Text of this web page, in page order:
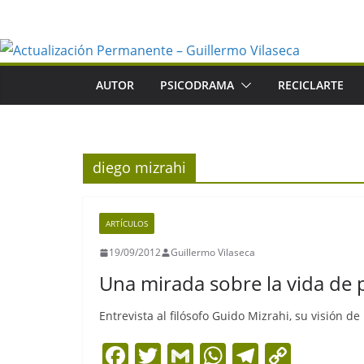
contenido
AUTOR PSICODRAMA RECICLARTE
diego mizrahi
ARTÍCULOS
19/09/2012 Guillermo Vilaseca
Una mirada sobre la vida de
Entrevista al filósofo Guido Mizrahi, su visión
F T G W T